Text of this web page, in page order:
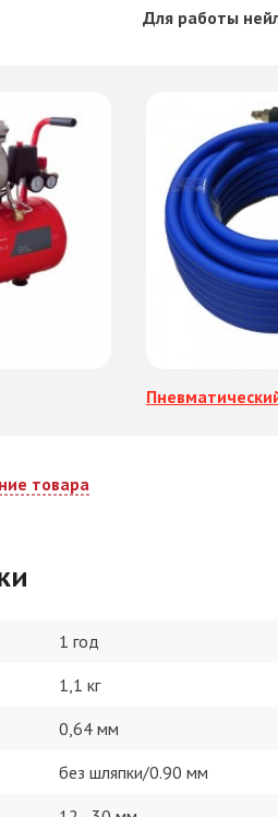
Для работы
товара
1 год
1,1 кг
0,64 мм
без шляпки/0.90 мм